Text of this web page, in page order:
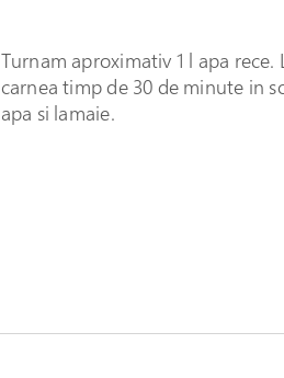
Turnam aproximativ 1 l apa rece.
carnea timp de 30 de minute in
apa si lamaie.